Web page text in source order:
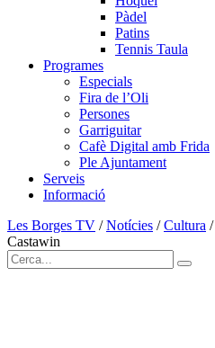
Pàdel
Patins
Tennis Taula
Programes
Especials
Fira de l’Oli
Persones
Garriguitar
Cafè Digital amb Frida
Ple Ajuntament
Serveis
Informació
Les Borges TV /Notícies /Cultura /
Castawin